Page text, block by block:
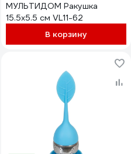
МУЛЬТИДОМ Ракушка
15.5x5.5 см VL11-62
В корзину